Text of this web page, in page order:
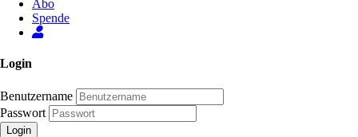
Abo
Spende
Login
Benutzername
Passwort
Login